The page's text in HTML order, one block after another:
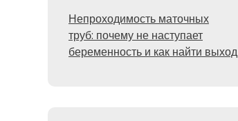
Непроходимость маточных
труб: почему не наступает
беременность и как найти выход